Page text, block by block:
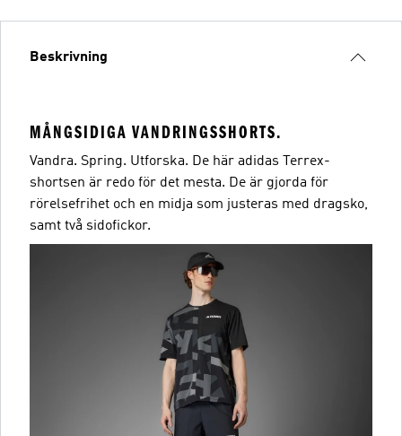
Beskrivning
MÅNGSIDIGA VANDRINGSSHORTS.
Vandra. Spring. Utforska. De här adidas Terrex-
shortsen är redo för det mesta. De är gjorda för
rörelsefrihet och en midja som justeras med dragsko,
samt två sidofickor.